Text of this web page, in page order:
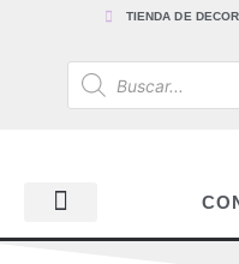
TIENDA DE